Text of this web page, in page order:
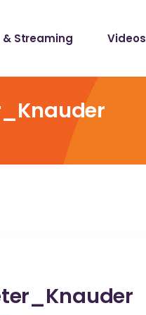
& Streaming Videos